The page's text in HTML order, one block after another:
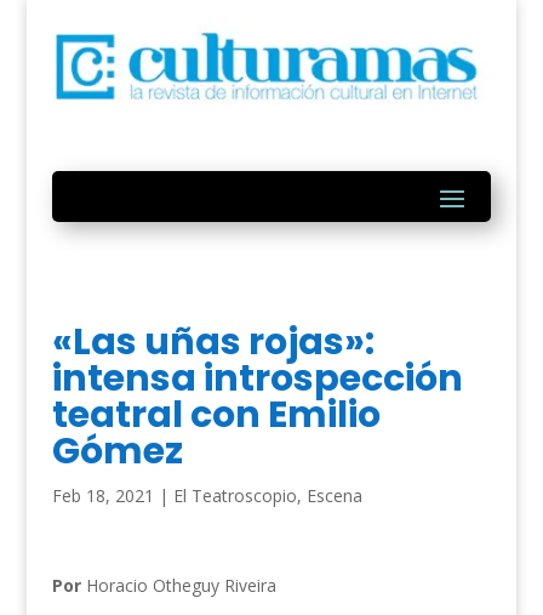
«Las uñas rojas»:
intensa introspección
teatral con Emilio
Gómez
Feb 18, 2021 | El Teatroscopio, Escena
PorHoracio Otheguy Riveira